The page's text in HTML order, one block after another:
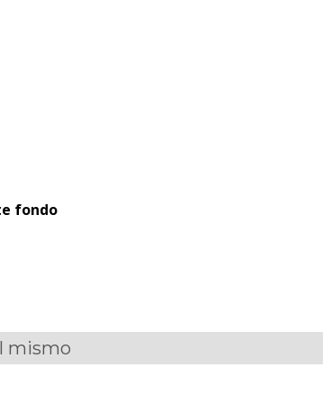
fondo
mismo